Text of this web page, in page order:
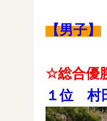
【男子】
☆総合優
１位 村